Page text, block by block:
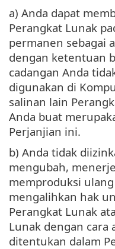
a) Anda dapat
Perangkat Lunak
permanen sebagai
dengan ketentuan
cadangan Anda
digunakan di
salinan lain
Anda buat
Perjanjian ini.
b) Anda tidak
mengubah,
memproduksi
mengalihkan hak
Perangkat Lunak
Lunak dengan cara
ditentukan dalam